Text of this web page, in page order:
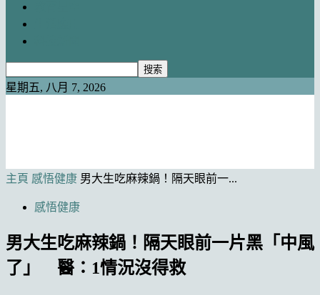
星期五, 八月 7, 2026
主頁 感悟健康 男大生吃麻辣鍋！隔天眼前一...
感悟健康
男大生吃麻辣鍋！隔天眼前一片黑「中風
了」 醫：1情況沒得救